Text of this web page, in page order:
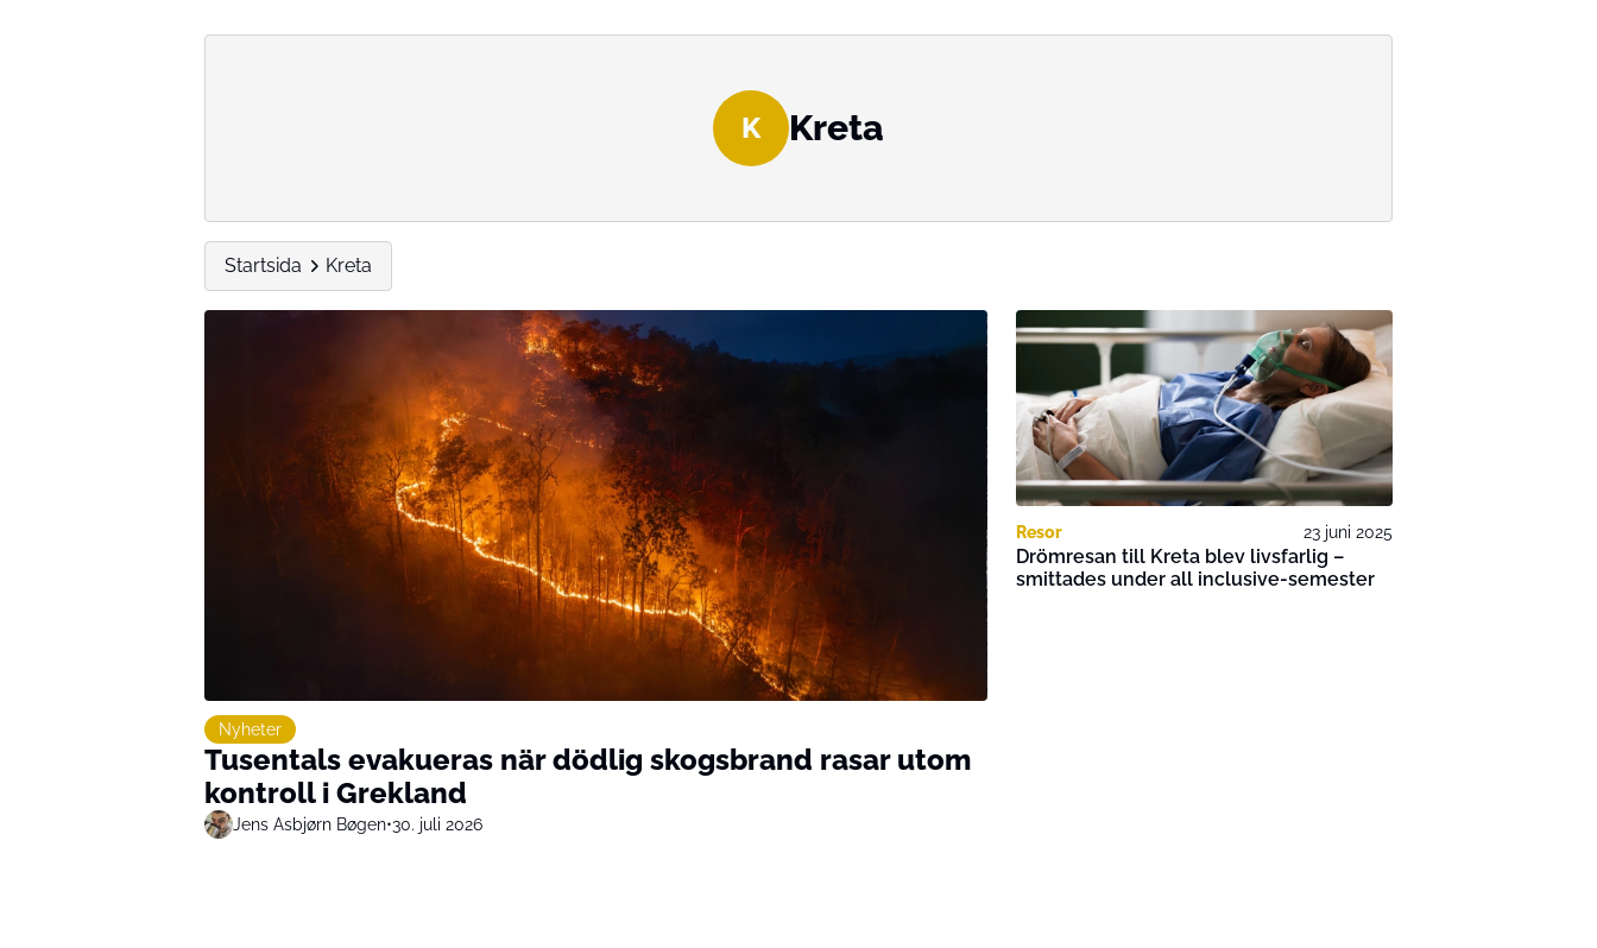
K Kreta
Startsida Kreta
Nyheter
Tusentals evakueras när dödlig skogsbrand rasar utom
kontroll i Grekland
Jens Asbjørn Bøgen•30. juli 2026
Resor 23 juni 2025
Drömresan till Kreta blev livsfarlig –
smittades under all inclusive-semester